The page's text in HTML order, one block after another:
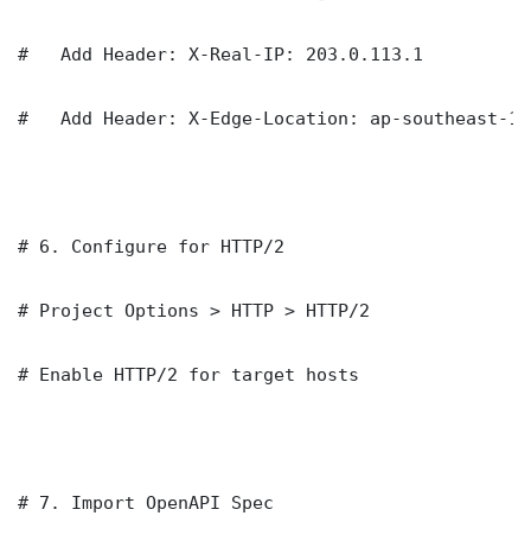
#   Add Header: X-Real-IP: 203.0.113.1
#   Add Header: X-Edge-Location: ap-southeast-1
# 6. Configure for HTTP/2
# Project Options > HTTP > HTTP/2
# Enable HTTP/2 for target hosts
# 7. Import OpenAPI Spec